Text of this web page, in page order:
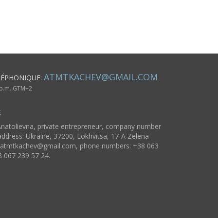
ATMTKACHEV@GMAIL.COM
GTM+2
private entrepreneur, company number
Ukraine, 37200, Lokhvitsa, 17-A Zelena
atmtkachev@gmail.com, phone numbers: +38 063
067 239 57 24.